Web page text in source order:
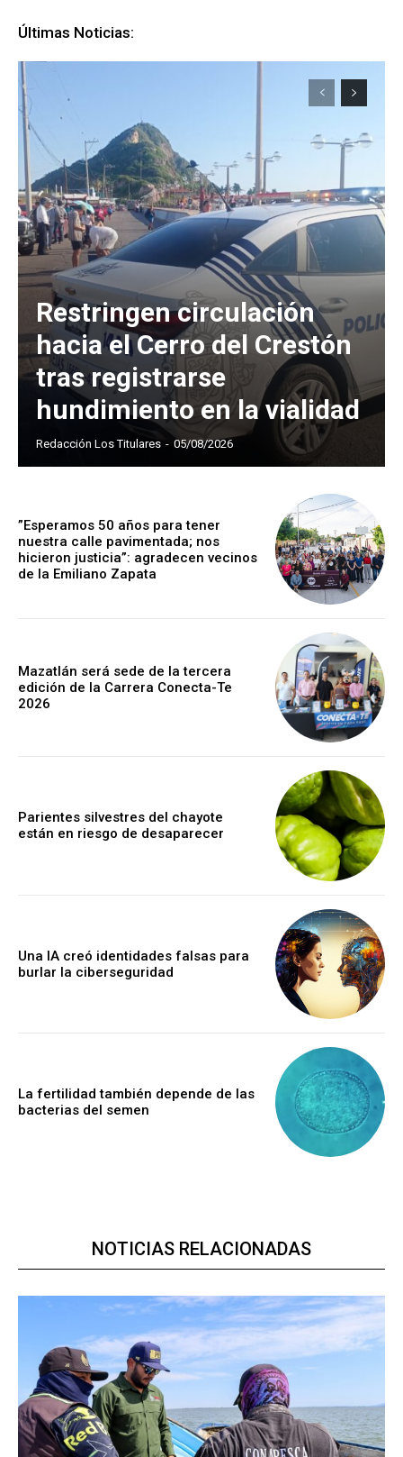
Últimas Noticias:
Restringen circulación
hacia el Cerro del Crestón
tras registrarse
hundimiento en la vialidad
Redacción Los Titulares - 05/08/2026
”Esperamos 50 años para tener
nuestra calle pavimentada; nos
hicieron justicia”: agradecen vecinos
de la Emiliano Zapata
Mazatlán será sede de la tercera
edición de la Carrera Conecta-Te
2026
Parientes silvestres del chayote
están en riesgo de desaparecer
Una IA creó identidades falsas para
burlar la ciberseguridad
La fertilidad también depende de las
bacterias del semen
NOTICIAS RELACIONADAS